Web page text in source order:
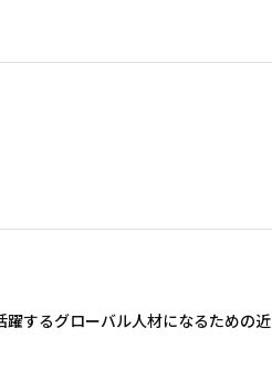
するグローバル人材になるための近